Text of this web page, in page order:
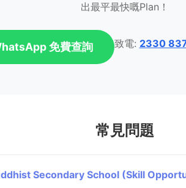
出最平最快嘅Plan！
免費查詢 致電: 2330
常見問題
Secondary School (Skill